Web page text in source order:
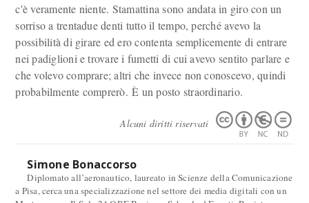
c'è veramente niente. Stamattina sono andata in giro con un
sorriso a trentadue denti tutto il tempo, perché avevo la
possibilità di girare ed ero contenta semplicemente di entrare
nei padiglioni e trovare i fumetti di cui avevo sentito parlare e
che volevo comprare; altri che invece non conoscevo, quindi
probabilmente comprerò. È un posto straordinario.
Alcuni diritti riservati
Simone Bonaccorso
Diplomato all’aeronautico, laureato in Scienze della Comunicazione
a Pisa, cerca una specializzazione nel settore dei media digitali con un